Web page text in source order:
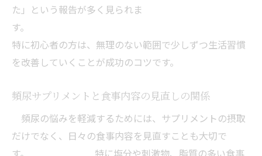
た」という報告が多く見られま
す。
特に初心者の方は、無理のない範囲で少しずつ生活習慣
を改善していくことが成功のコツです。
頻尿サプリメントと食事内容の見直しの関係
頻尿の悩みを軽減するためには、サプリメントの摂取
だけでなく、日々の食事内容を見直すことも大切で
す。 特に塩分や刺激物、脂質の多い食事